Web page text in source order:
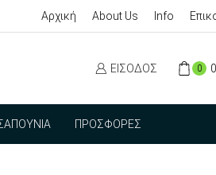
Αρχική About Us Info
ΕΊΣΟΔΟΣ 0
ΠΡΟΣΦΟΡΈΣ